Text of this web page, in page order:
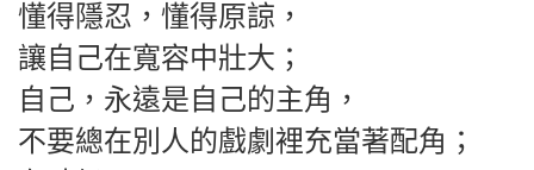
懂得隱忍，懂得原諒，
讓自己在寬容中壯大；
自己，永遠是自己的主角，
不要總在別人的戲劇裡充當著配角；